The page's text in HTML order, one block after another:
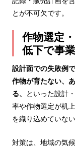
とが不可欠です。
作物選定
低下で事
設計面での失敗例
作物が育たない、
る、
といった設計
率や作物選定が机
を織り込めていな
対策は、地域の気